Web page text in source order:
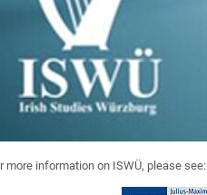
more information on ISWÜ, please see: